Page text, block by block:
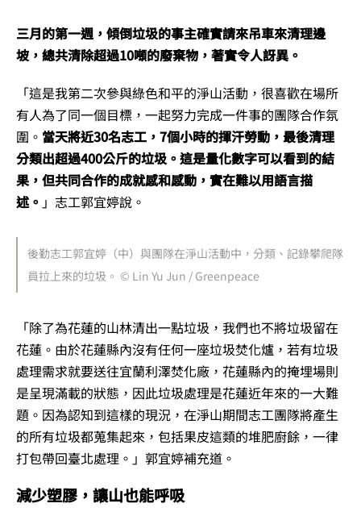
三月的第一週，傾倒垃圾的事主確實請來吊車來清理邊
坡，總共清除超過10噸的廢棄物，著實令人訝異。
「這是我第二次參與綠色和平的淨山活動，很喜歡在場所
有人為了同一個目標，一起努力完成一件事的團隊合作氛
圍。 當天將近30名志工，7個小時的揮汗勞動，最後清理
分類出超過400公斤的垃圾。這是量化數字可以看到的結
果，但共同合作的成就感和感動，實在難以用語言描
述。 」志工郭宜婷說。
後勤志工郭宜婷（中）與團隊在淨山活動中，分類、記錄攀爬隊
員拉上來的垃圾。 © Lin Yu Jun / Greenpeace
「除了為花蓮的山林清出一點垃圾，我們也不將垃圾留在
花蓮。由於花蓮縣內沒有任何一座垃圾焚化爐，若有垃圾
處理需求就要送往宜蘭利澤焚化廠，花蓮縣內的掩埋場則
是呈現滿載的狀態，因此垃圾處理是花蓮近年來的一大難
題。因為認知到這樣的現況，在淨山期間志工團隊將產生
的所有垃圾都蒐集起來，包括果皮這類的堆肥廚餘，一律
打包帶回臺北處理。」郭宜婷補充道。
減少塑膠，讓山也能呼吸